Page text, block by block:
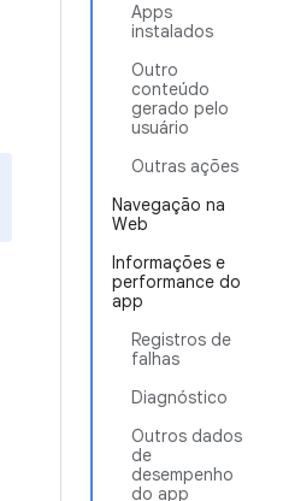
Apps
instalados
Outro
conteúdo
gerado pelo
usuário
Outras ações
Navegação na
Web
Informações e
performance do
app
Registros de
falhas
Diagnóstico
Outros dados
de
desempenho
do app